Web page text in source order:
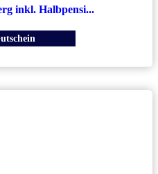
inkl. Halbpensi...